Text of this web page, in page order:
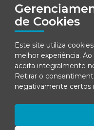
de Cookies
Este site utiliza
melhor experiência.
aceita integralmente
Retirar o
negativamente certos
Concordo em receber
Ao se inscrever, você concorda
©